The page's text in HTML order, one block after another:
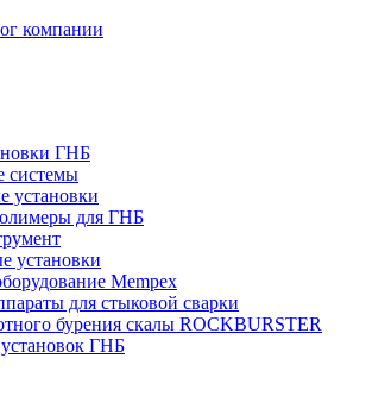
компании
ГНБ
системы
установки
для ГНБ
установки
Mempex
для стыковой сварки
бурения скалы ROCKBURSTER
ГНБ